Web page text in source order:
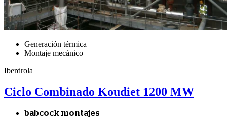
Generación térmica
Montaje mecánico
Iberdrola
Ciclo Combinado Koudiet 1200 MW
babcock montajes